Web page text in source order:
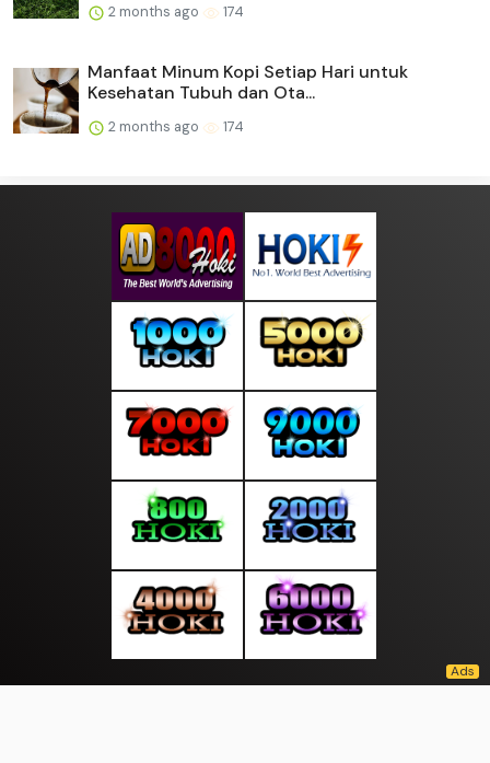
2 months ago 174
Manfaat Minum Kopi Setiap Hari untuk
Kesehatan Tubuh dan Ota...
2 months ago 174